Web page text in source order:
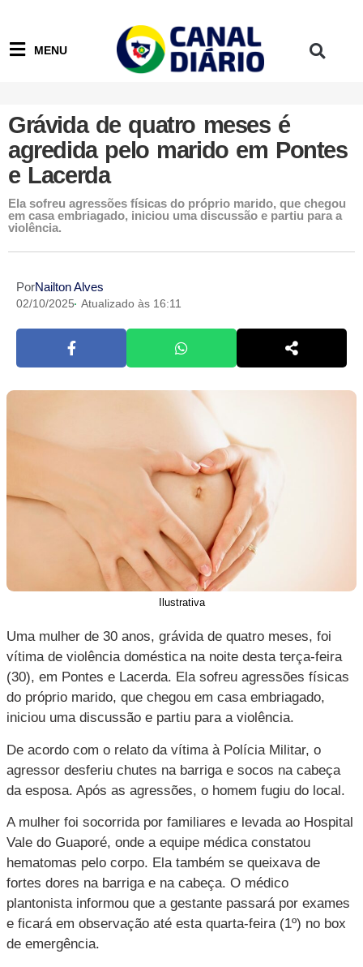
MENU
Grávida de quatro meses é
agredida pelo marido em Pontes
e Lacerda
Ela sofreu agressões físicas do próprio marido, que chegou
em casa embriagado, iniciou uma discussão e partiu para a
violência.
PorNailton Alves
02/10/2025 Atualizado às 16:11
Ilustrativa
Uma mulher de 30 anos, grávida de quatro meses, foi
vítima de violência doméstica na noite desta terça-feira
(30), em Pontes e Lacerda. Ela sofreu agressões físicas
do próprio marido, que chegou em casa embriagado,
iniciou uma discussão e partiu para a violência.
De acordo com o relato da vítima à Polícia Militar, o
agressor desferiu chutes na barriga e socos na cabeça
da esposa. Após as agressões, o homem fugiu do local.
A mulher foi socorrida por familiares e levada ao Hospital
Vale do Guaporé, onde a equipe médica constatou
hematomas pelo corpo. Ela também se queixava de
fortes dores na barriga e na cabeça. O médico
plantonista informou que a gestante passará por exames
e ficará em observação até esta quarta-feira (1º) no box
de emergência.